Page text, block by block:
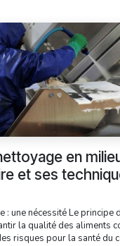
en
et ses
: une nécessité Le principe
la qualité des aliments
risques pour la santé du